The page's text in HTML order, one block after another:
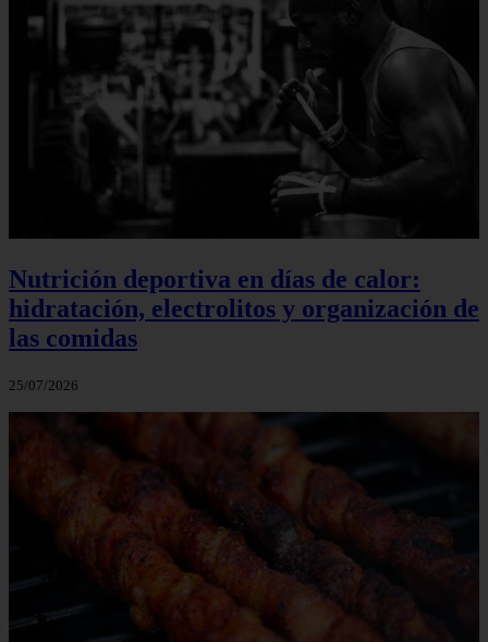
Nutrición deportiva en días de calor:
hidratación, electrolitos y organización de
las comidas
25/07/2026